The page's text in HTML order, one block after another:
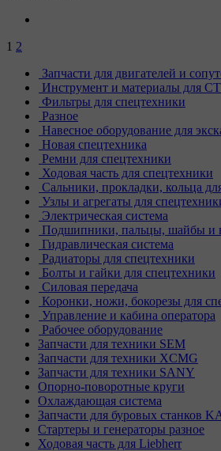
1 2
Запчасти для двигателей и
Инструмент и материалы для
Фильтры для спецтехники
Разное
Навесное оборудование для
Новая спецтехника
Ремни для спецтехники
Ходовая часть для спецтехники
Сальники, прокладки, кольца
Узлы и агрегаты для
Электрическая система
Подшипники, пальцы, шайбы и
Гидравлическая система
Радиаторы для спецтехники
Болты и гайки для спецтехники
Силовая передача
Коронки, ножи, бокорезы для
Управление и кабина оператора
Рабочее оборудование
Запчасти для техники SEM
Запчасти для техники XCMG
Запчасти для техники SANY
Опорно-поворотные круги
Охлаждающая система
Запчасти для буровых станков
Стартеры и генераторы разное
Ходовая часть для Liebherr